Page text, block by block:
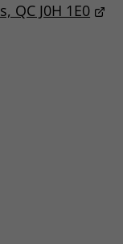
QC J0H 1E0